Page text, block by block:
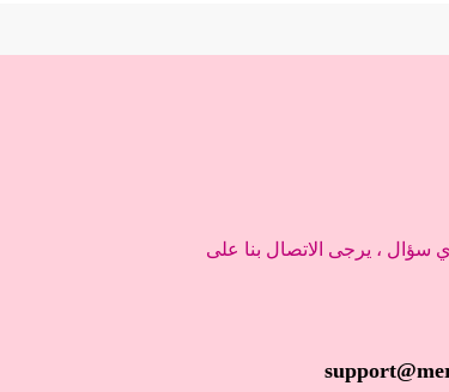
سؤال ، يرجى الاتصال بنا على